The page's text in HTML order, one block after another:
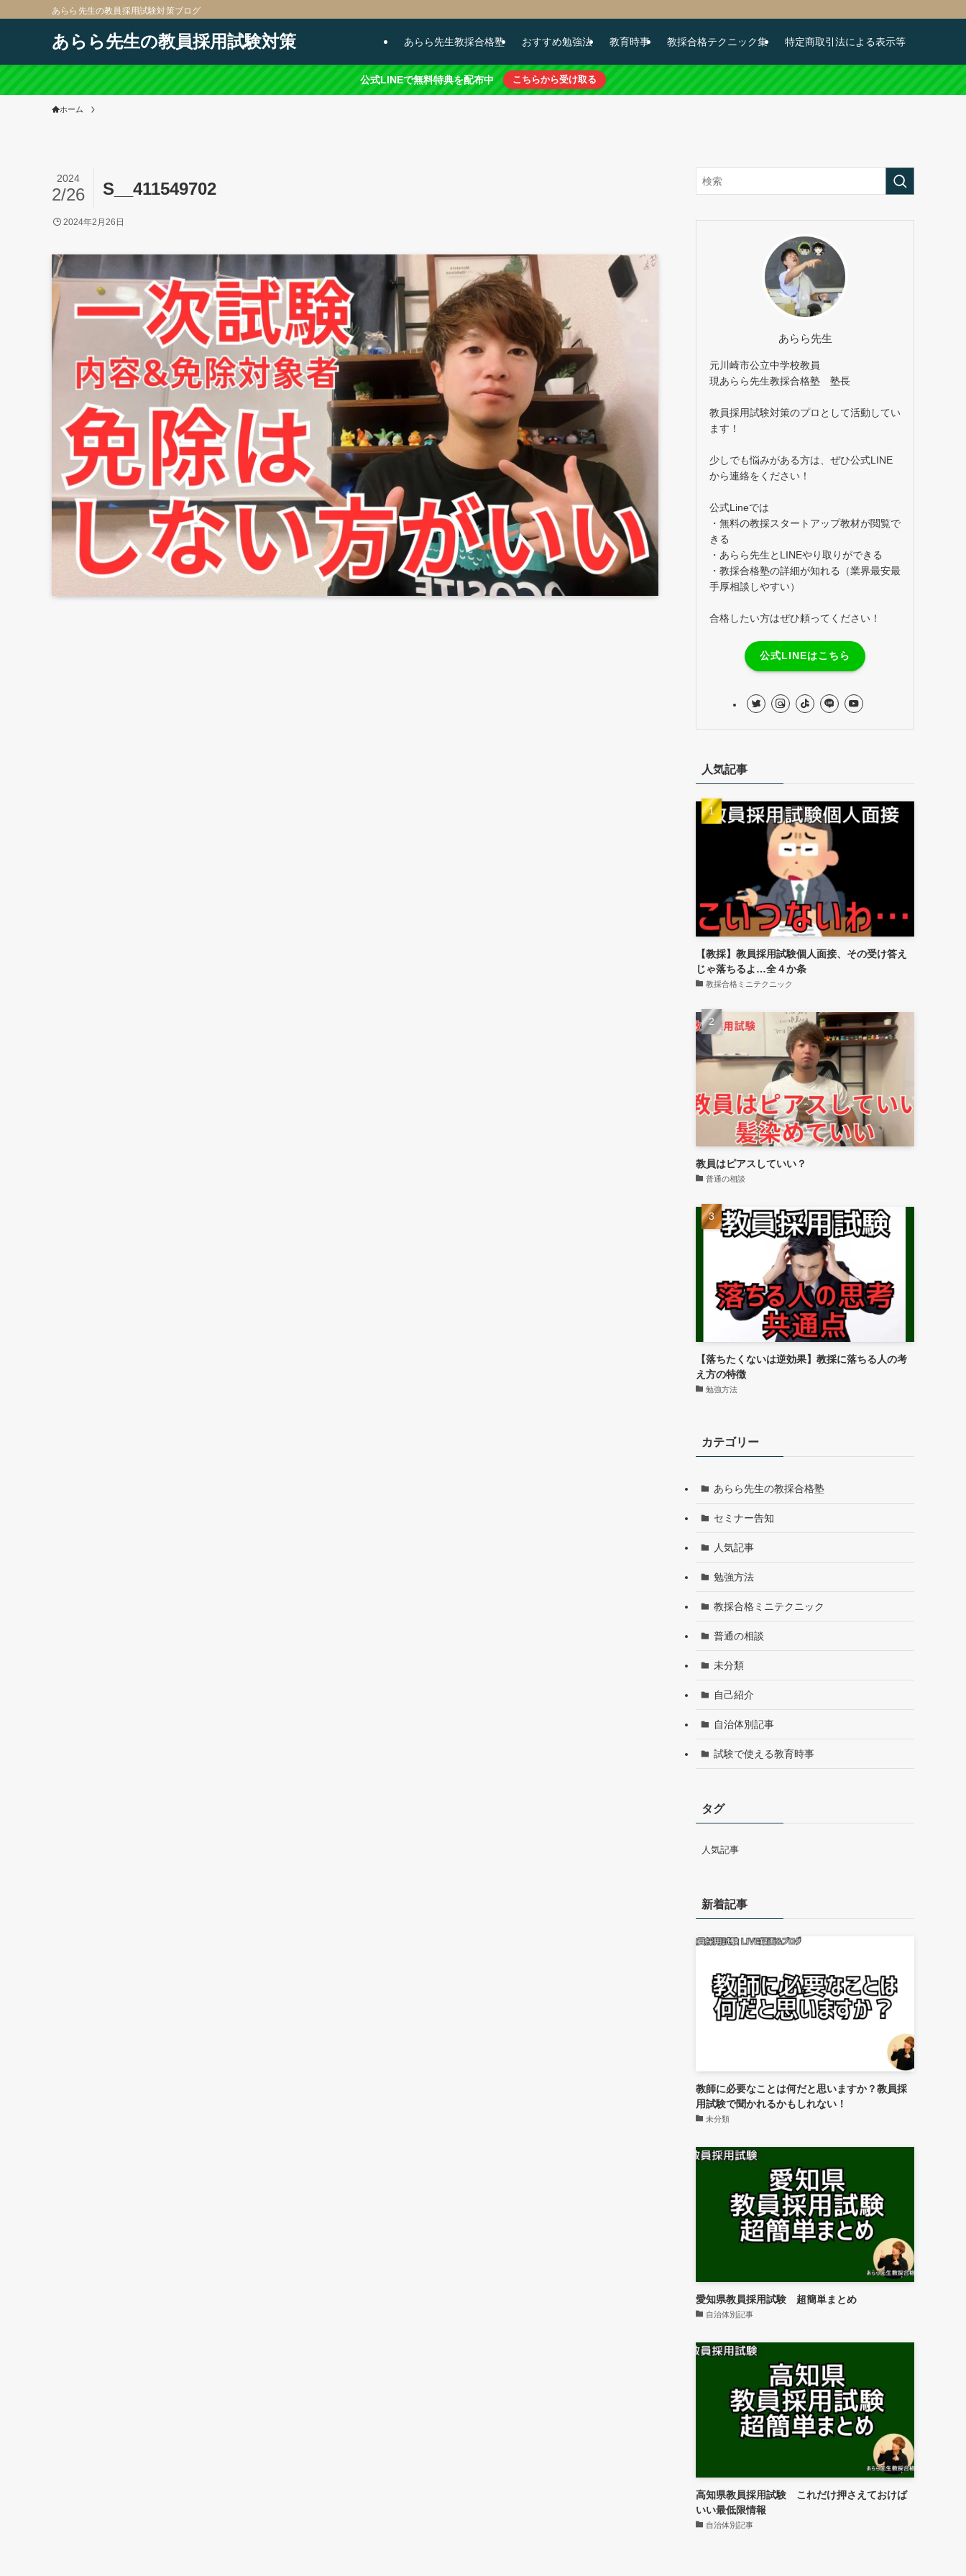
あらら先生の教員採用試験対策ブログ
あらら先生の教員採用試験対策 あらら先生教採合格塾 おすすめ勉強法 教育時事 教採合格テクニック集 特定商取引法による表示等
公式LINEで無料特典を配布中 こちらから受け取る
ホーム
S__411549702
2024
2/26
2024年2月26日
あらら先生
元川崎市公立中学校教員
現あらら先生教採合格塾 塾長
教員採用試験対策のプロとして活動してい
ます！
少しでも悩みがある方は、ぜひ公式LINE
から連絡をください！
公式Lineでは
・無料の教採スタートアップ教材が閲覧で
きる
・あらら先生とLINEやり取りができる
・教採合格塾の詳細が知れる（業界最安最
手厚相談しやすい）
合格したい方はぜひ頼ってください！
公式LINEはこちら
人気記事
【教採】教員採用試験個人面接、その受け答え
じゃ落ちるよ…全４か条
教採合格ミニテクニック
教員はピアスしていい？
普通の相談
【落ちたくないは逆効果】教採に落ちる人の考
え方の特徴
勉強方法
カテゴリー
あらら先生の教採合格塾
セミナー告知
人気記事
勉強方法
教採合格ミニテクニック
普通の相談
未分類
自己紹介
自治体別記事
試験で使える教育時事
タグ
人気記事
新着記事
教師に必要なことは何だと思いますか？教員採
用試験で聞かれるかもしれない！
未分類
愛知県教員採用試験 超簡単まとめ
自治体別記事
高知県教員採用試験 これだけ押さえておけば
いい最低限情報
自治体別記事